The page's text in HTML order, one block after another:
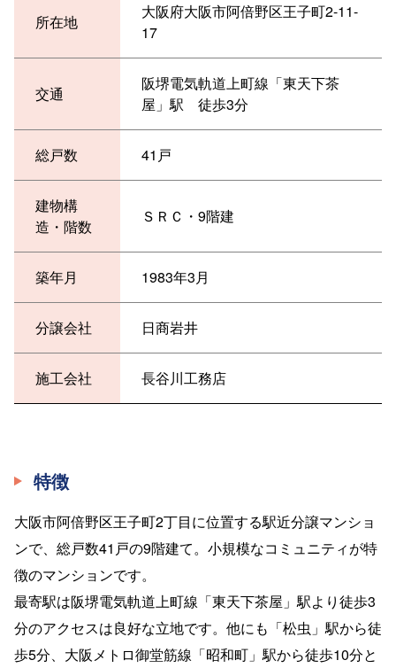
所在地
大阪府大阪市阿倍野区王子町2-11-
17
交通
阪堺電気軌道上町線「東天下茶
屋」駅 徒歩3分
総戸数 41戸
建物構
造・階数
ＳＲＣ・9階建
築年月 1983年3月
分譲会社 日商岩井
施工会社 長谷川工務店
特徴
大阪市阿倍野区王子町2丁目に位置する駅近分譲マンショ
ンで、総戸数41戸の9階建て。小規模なコミュニティが特
徴のマンションです。
最寄駅は阪堺電気軌道上町線「東天下茶屋」駅より徒歩3
分のアクセスは良好な立地です。他にも「松虫」駅から徒
歩5分、大阪メトロ御堂筋線「昭和町」駅から徒歩10分と